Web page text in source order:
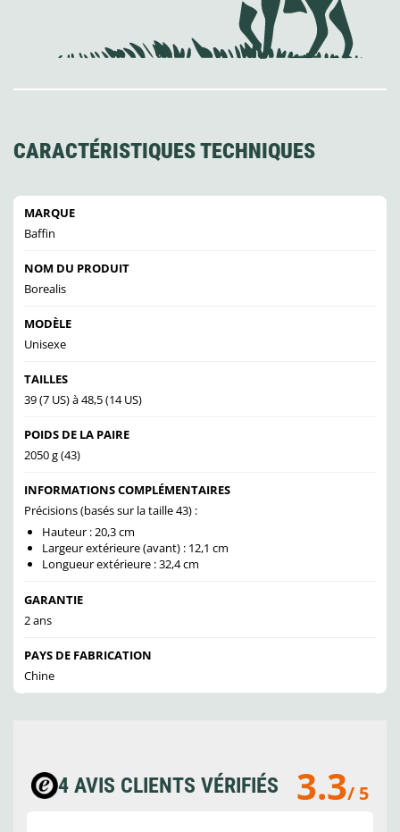
CARACTÉRISTIQUES TECHNIQUES
MARQUE
Baffin
NOM DU PRODUIT
Borealis
MODÈLE
Unisexe
TAILLES
39 (7 US) à 48,5 (14 US)
POIDS DE LA PAIRE
2050 g (43)
INFORMATIONS COMPLÉMENTAIRES
Précisions (basés sur la taille 43) :
Hauteur : 20,3 cm
Largeur extérieure (avant) : 12,1 cm
Longueur extérieure : 32,4 cm
GARANTIE
2 ans
PAYS DE FABRICATION
Chine
4 AVIS CLIENTS VÉRIFIÉS 3.3/ 5